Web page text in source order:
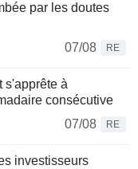
par les doutes
07/08
RE
s'apprête à
consécutive
07/08
RE
investisseurs